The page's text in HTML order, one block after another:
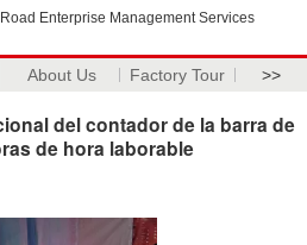
Enterprise Management Services
About Us Factory Tour >>
del contador de la barra de
de hora laborable